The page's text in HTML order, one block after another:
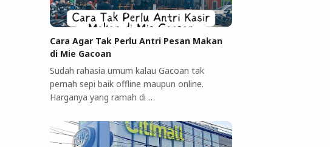
Cara Agar Tak Perlu Antri Pesan Makan
di Mie Gacoan
Sudah rahasia umum kalau Gacoan tak
pernah sepi baik offline maupun online.
Harganya yang ramah di …